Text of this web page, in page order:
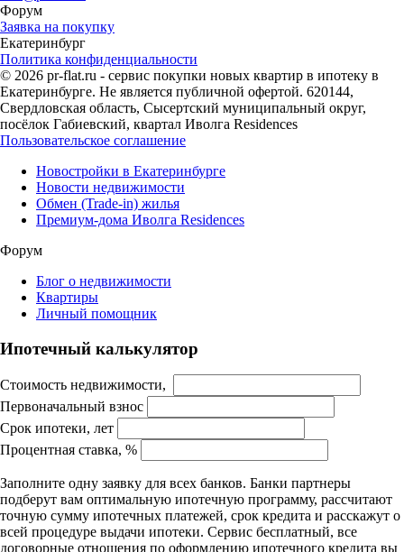
Форум
Заявка на покупку
Екатеринбург
Политика конфиденциальности
© 2026 pr-flat.ru - сервис покупки новых квартир в ипотеку в
Екатеринбурге. Не является публичной офертой. 620144,
Свердловская область, Сысертский муниципальный округ,
посёлок Габиевский, квартал Иволга Residences
Пользовательское соглашение
Новостройки в Екатеринбурге
Новости недвижимости
Обмен (Trade-in) жилья
Премиум-дома Иволга Residences
Форум
Блог о недвижимости
Квартиры
Личный помощник
Ипотечный калькулятор
Стоимость недвижимости,
Первоначальный взнос
Срок ипотеки, лет
Процентная ставка, %
Заполните одну заявку для всех банков. Банки партнеры
подберут вам оптимальную ипотечную программу, рассчитают
точную сумму ипотечных платежей, срок кредита и расскажут о
всей процедуре выдачи ипотеки. Сервис бесплатный, все
договорные отношения по оформлению ипотечного кредита вы